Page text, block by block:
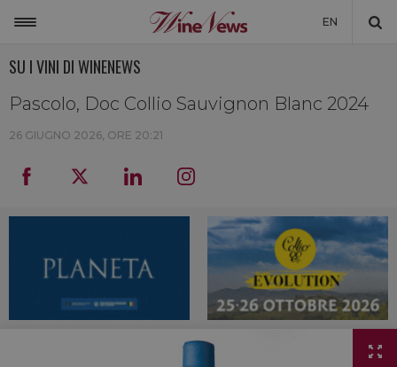
EN
MONDO
NON SOLO VINO
NEWSLETTER
DICONO DI NOI
SU I VINI DI WINENEWS
Pascolo, Doc Collio Sauvignon Blanc 2024
26 GIUGNO 2026, ORE 20:21